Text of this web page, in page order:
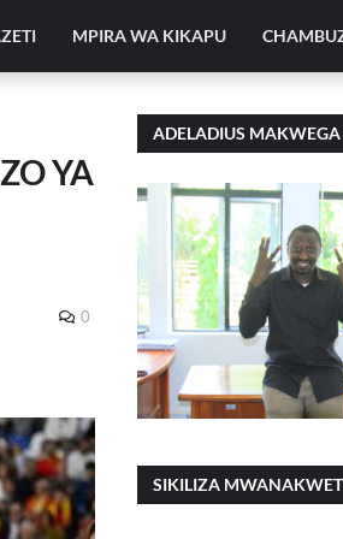
MPIRA WA KIKAPU
YA
0
ADELADIUS
SIKILIZA